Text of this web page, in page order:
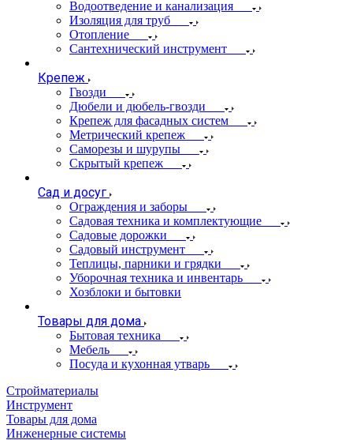
Водоотведение и канализация
Изоляция для труб
Отопление
Сантехнический инструмент
Крепеж
Гвозди
Дюбели и дюбель-гвозди
Крепеж для фасадных систем
Метрический крепеж
Саморезы и шурупы
Скрытый крепеж
Сад и досуг
Ограждения и заборы
Садовая техника и комплектующие
Садовые дорожки
Садовый инструмент
Теплицы, парники и грядки
Уборочная техника и инвентарь
Хозблоки и бытовки
Товары для дома
Бытовая техника
Мебель
Посуда и кухонная утварь
Стройматериалы
Инструмент
Товары для дома
Инженерные системы